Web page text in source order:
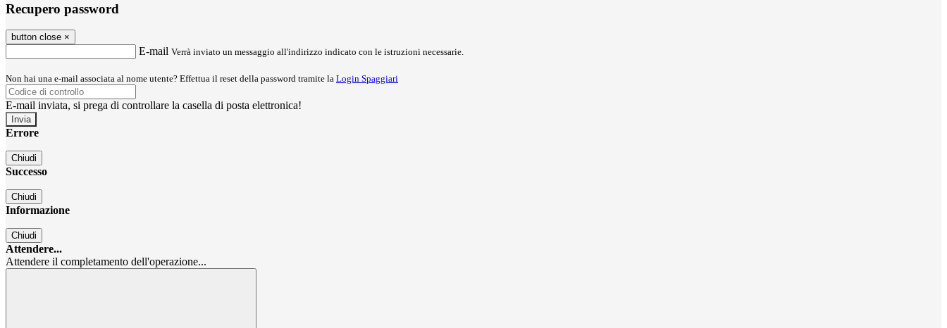
Recupero password
button close ×
E-mail Verrà inviato un messaggio all'indirizzo indicato con le istruzioni necessarie.
Non hai una e-mail associata al nome utente? Effettua il reset della password tramite la Login Spaggiari
E-mail inviata, si prega di controllare la casella di posta elettronica!
Errore
Chiudi
Successo
Chiudi
Informazione
Chiudi
Attendere...
Attendere il completamento dell'operazione...